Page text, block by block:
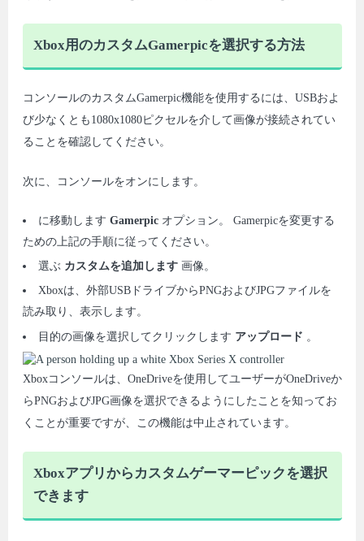
Xbox用のカスタムGamerpicを選択する方法
コンソールのカスタムGamerpic機能を使用するには、USBおよ
び少なくとも1080x1080ピクセルを介して画像が接続されてい
ることを確認してください。
次に、コンソールをオンにします。
に移動します Gamerpic オプション。 Gamerpicを変更する
ための上記の手順に従ってください。
選ぶ カスタムを追加します 画像。
Xboxは、外部USBドライブからPNGおよびJPGファイルを
読み取り、表示します。
目的の画像を選択してクリックします アップロード 。
Xboxコンソールは、OneDriveを使用してユーザーがOneDriveか
らPNGおよびJPG画像を選択できるようにしたことを知ってお
くことが重要ですが、この機能は中止されています。
Xboxアプリからカスタムゲーマーピックを選択
できます